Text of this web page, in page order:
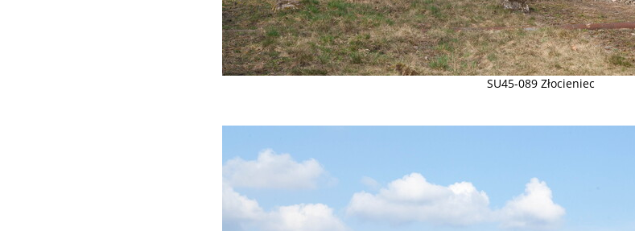
SU45-089 Złocieniec